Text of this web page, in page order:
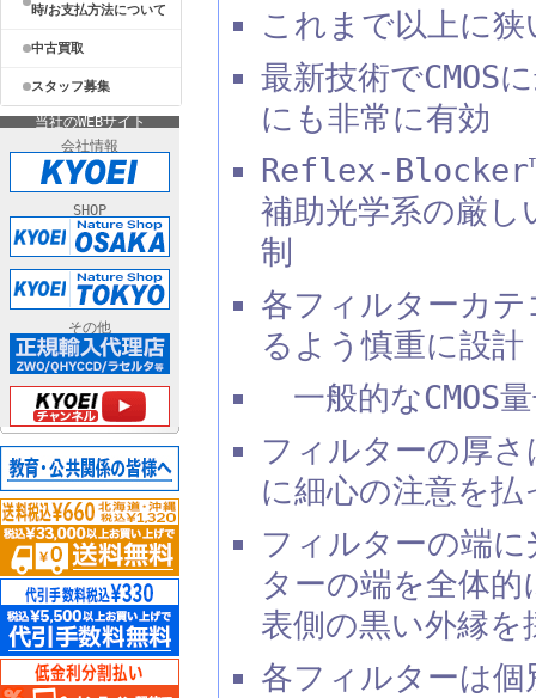
時/お支払方法について
中古買取
スタッフ募集
当社のWEBサイト
会社情報
SHOP
その他
これまで以上に
最新技術でCMOS
にも非常に有効
Reflex-
補助光学系の厳し
制
各フィルターカ
るよう慎重に設計
一般的なCMOS
フィルターの厚
に細心の注意を払
フィルターの端
ターの端を全体
表側の黒い外縁を
各フィルターは